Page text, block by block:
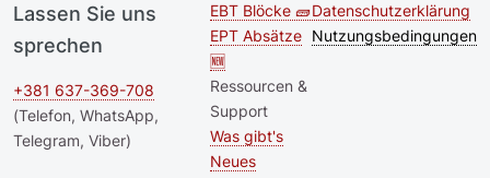
Lassen Sie uns
sprechen
+381 637-369-708
(Telefon, WhatsApp,
Telegram, Viber)
Second
footer
menu
EBT Blöcke 🧱
EPT Absätze
🆕
Ressourcen &
Support
Was gibt's
Neues
Footer menu
Datenschutzerklärung
Nutzungsbedingungen